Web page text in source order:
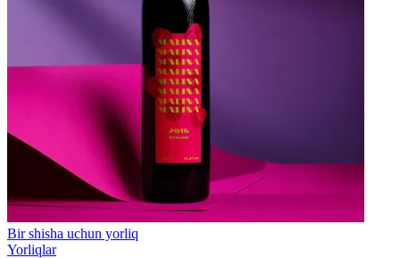
Bir shisha uchun yorliq
Yorliqlar